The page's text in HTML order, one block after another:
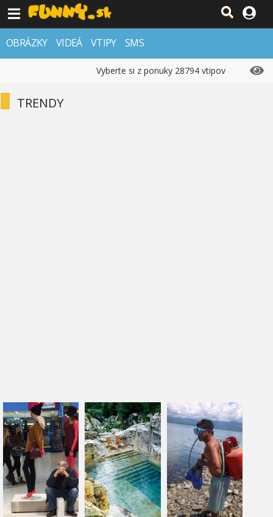
OBRÁZKY VIDEÁ VTIPY SMS
Vyberte si z ponuky 28794 vtipov
TRENDY